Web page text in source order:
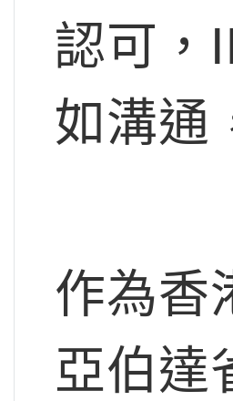
認可，
如溝通
作為香
亞伯達